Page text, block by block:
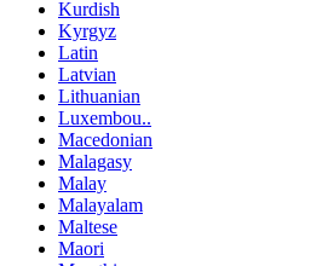
Kurdish
Kyrgyz
Latin
Latvian
Lithuanian
Luxembou..
Macedonian
Malagasy
Malay
Malayalam
Maltese
Maori